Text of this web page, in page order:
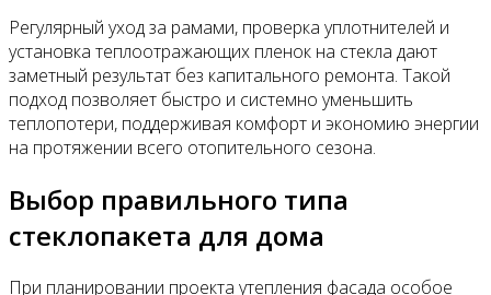
Регулярный уход за рамами, проверка уплотнителей и
установка теплоотражающих пленок на стекла дают
заметный результат без капитального ремонта. Такой
подход позволяет быстро и системно уменьшить
теплопотери, поддерживая комфорт и экономию энергии
на протяжении всего отопительного сезона.
Выбор правильного типа
стеклопакета для дома
При планировании проекта утепления фасада особое